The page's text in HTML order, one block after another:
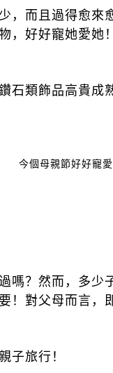
，而且過得愈來
，好好寵她愛她！
石類飾品高貴
今個母親節好好寵
嗎？然而，多少
！對父母而言，
子旅行！